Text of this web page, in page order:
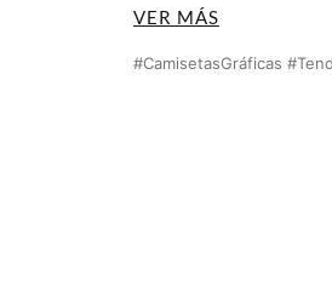
VER MÁS
#CamisetasGráficas